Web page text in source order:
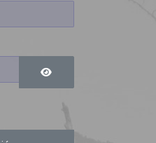
Mostrar contraseña